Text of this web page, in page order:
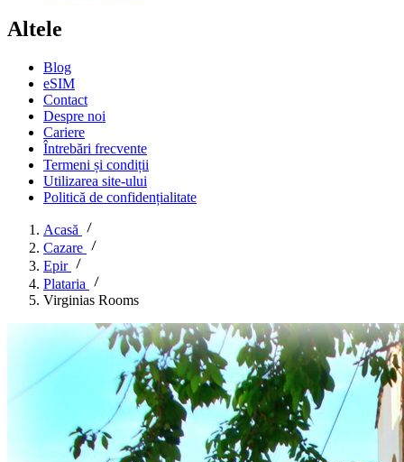
Altele
Blog
eSIM
Contact
Despre noi
Cariere
Întrebări frecvente
Termeni și condiții
Utilizarea site-ului
Politică de confidențialitate
Acasă
Cazare
Epir
Plataria
Virginias Rooms